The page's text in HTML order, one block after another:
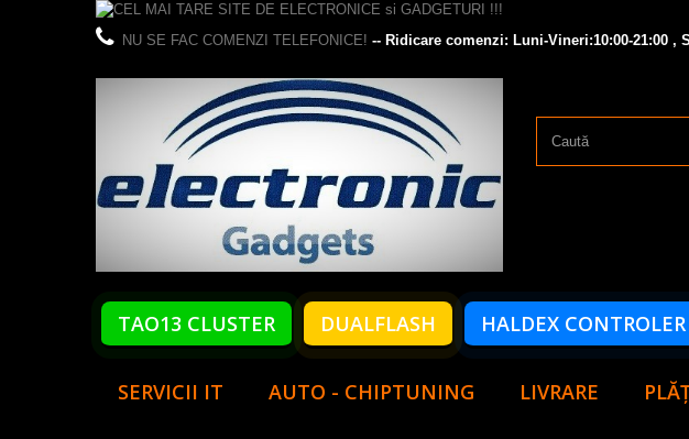
NU SE FAC COMENZI TELEFONICE! -- Ridicare comenzi: Luni-Vineri:10:00-21:00 ,
TAO13 CLUSTER DUALFLASH HALDEX CONTROLER
SERVICII IT AUTO - CHIPTUNING LIVRARE